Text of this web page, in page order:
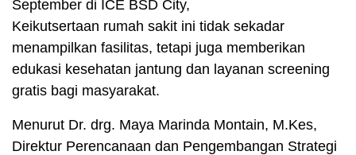
September di ICE BSD City,
Keikutsertaan rumah sakit ini tidak sekadar
menampilkan fasilitas, tetapi juga memberikan
edukasi kesehatan jantung dan layanan screening
gratis bagi masyarakat.
Menurut Dr. drg. Maya Marinda Montain, M.Kes,
Direktur Perencanaan dan Pengembangan Strategi